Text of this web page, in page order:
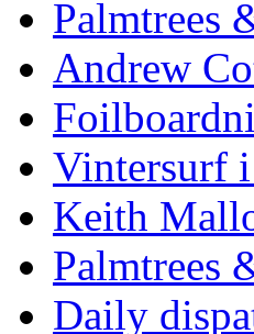
Palmtrees
Andrew
Vintersurf
Keith
Palmtrees
Daily